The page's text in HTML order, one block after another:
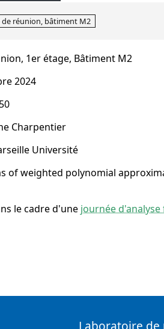
de réunion, bâtiment M2
1er étage, Bâtiment M2
2024
Charpentier
Université
of weighted polynomial
le cadre d'une journée
Laboratoire